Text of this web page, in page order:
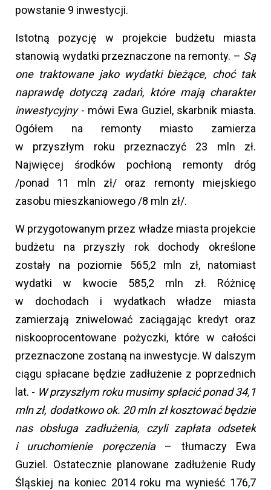
powstanie 9 inwestycji.
Istotną pozycję w projekcie budżetu miasta
stanowią wydatki przeznaczone na remonty. – Są
one traktowane jako wydatki bieżące, choć tak
naprawdę dotyczą zadań, które mają charakter
inwestycyjny- mówi Ewa Guziel, skarbnik miasta.
Ogółem na remonty miasto zamierza
w przyszłym roku przeznaczyć 23 mln zł.
Najwięcej środków pochłoną remonty dróg
/ponad 11 mln zł/ oraz remonty miejskiego
zasobu mieszkaniowego /8 mln zł/.
W przygotowanym przez władze miasta projekcie
budżetu na przyszły rok dochody określone
zostały na poziomie 565,2 mln zł, natomiast
wydatki w kwocie 585,2 mln zł. Różnicę
w dochodach i wydatkach władze miasta
zamierzają zniwelować zaciągając kredyt oraz
niskooprocentowane pożyczki, które w całości
przeznaczone zostaną na inwestycje. W dalszym
ciągu spłacane będzie zadłużenie z poprzednich
lat. - W przyszłym roku musimy spłacić ponad 34,1
mln zł, dodatkowo ok. 20 mln zł kosztować będzie
nas obsługa zadłużenia, czyli zapłata odsetek
i uruchomienie poręczenia– tłumaczy Ewa
Guziel. Ostatecznie planowane zadłużenie Rudy
Śląskiej na koniec 2014 roku ma wynieść 176,7